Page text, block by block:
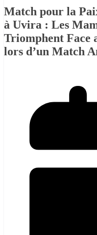
Match pour la
à Uvira : Les
Triomphent Face
lors d’un Match